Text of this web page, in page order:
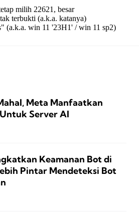
Meta Manfaatkan
Server AI
Keamanan Bot di
Pintar Mendeteksi Bot